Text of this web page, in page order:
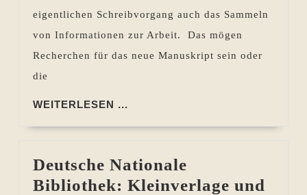
eigentlichen Schreibvorgang auch das Sammeln
von Informationen zur Arbeit. Das mögen
Recherchen für das neue Manuskript sein oder
die
WEITERLESEN ...
Deutsche Nationale
Bibliothek: Kleinverlage und